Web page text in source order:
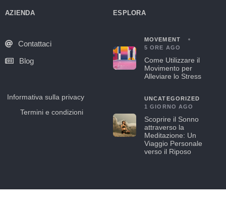
AZIENDA
Contattaci
Blog
Informativa sulla privacy
Termini e condizioni
ESPLORA
MOVEMENT
5 ORE AGO
Come Utilizzare il
Movimento per
Alleviare lo Stress
UNCATEGORIZED
1 GIORNO AGO
Scoprire il Sonno
attraverso la
Meditazione: Un
Viaggio Personale
verso il Riposo